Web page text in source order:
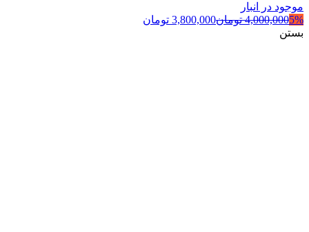
موجود در انبار
5%
4,000,000 تومان3,800,000 تومان
بستن